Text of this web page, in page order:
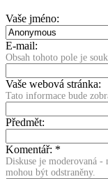
Vaše jméno:
E-mail:
Obsah tohoto pole je
Vaše webová stránka:
Tato informace bude
Předmět:
Komentář: *
Diskuse je moderovaná -
mohou být odstraněny.